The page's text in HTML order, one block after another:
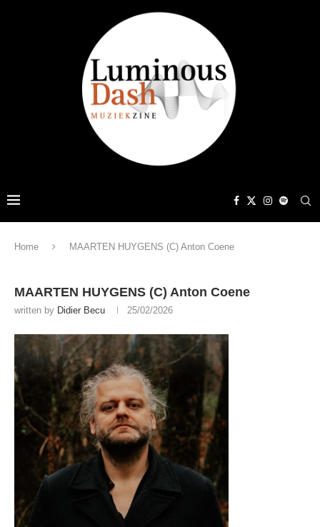
Home MAARTEN HUYGENS (C) Anton Coene
MAARTEN HUYGENS (C) Anton Coene
written by Didier Becu 25/02/2026